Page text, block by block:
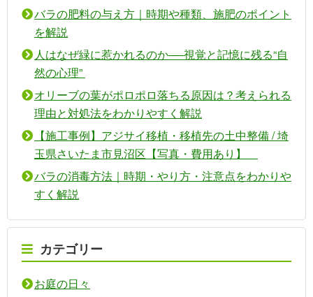
バラの肥料の与え方｜時期や種類、施肥のポイント
を解説
人はなぜ緑に惹かれるのか──視覚と記憶に残る“自
然の心理”
オリーブの葉がポロポロ落ちる原因は？考えられる
理由と対処法をわかりやすく解説
【施工事例】アジサイ移植・移植先の土中整備 / 埼
玉県さいたま市見沼区【写真・費用あり】
バラの消毒方法｜時期・やり方・注意点をわかりや
すく解説
カテゴリー
お庭の日々